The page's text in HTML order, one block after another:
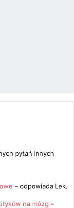
pytań innych
– odpowiada Lek.
na mózg –